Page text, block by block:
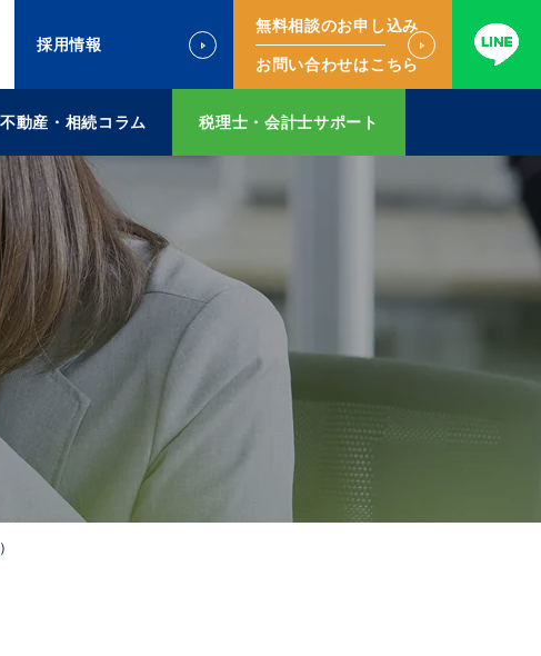
採用情報
無料相談のお申し込み
お問い合わせはこちら
不動産・相続コラム 税理士・会計士サポート